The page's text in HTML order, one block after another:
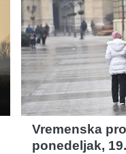
Vremenska
ponedeljak,